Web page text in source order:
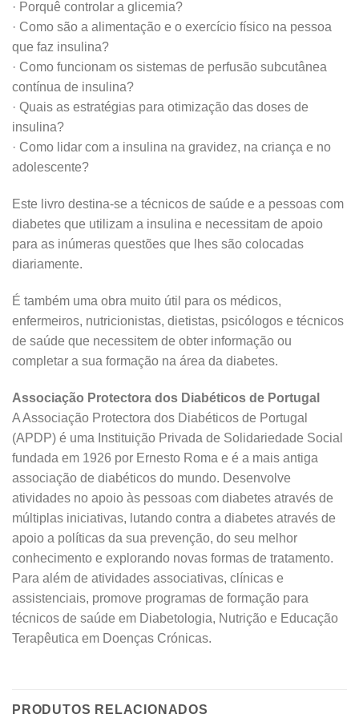
· Porquê controlar a glicemia?
· Como são a alimentação e o exercício físico na pessoa
que faz insulina?
· Como funcionam os sistemas de perfusão subcutânea
contínua de insulina?
· Quais as estratégias para otimização das doses de
insulina?
· Como lidar com a insulina na gravidez, na criança e no
adolescente?
Este livro destina-se a técnicos de saúde e a pessoas com
diabetes que utilizam a insulina e necessitam de apoio
para as inúmeras questões que lhes são colocadas
diariamente.
É também uma obra muito útil para os médicos,
enfermeiros, nutricionistas, dietistas, psicólogos e técnicos
de saúde que necessitem de obter informação ou
completar a sua formação na área da diabetes.
Associação Protectora dos Diabéticos de Portugal
A Associação Protectora dos Diabéticos de Portugal
(APDP) é uma Instituição Privada de Solidariedade Social
fundada em 1926 por Ernesto Roma e é a mais antiga
associação de diabéticos do mundo. Desenvolve
atividades no apoio às pessoas com diabetes através de
múltiplas iniciativas, lutando contra a diabetes através de
apoio a políticas da sua prevenção, do seu melhor
conhecimento e explorando novas formas de tratamento.
Para além de atividades associativas, clínicas e
assistenciais, promove programas de formação para
técnicos de saúde em Diabetologia, Nutrição e Educação
Terapêutica em Doenças Crónicas.
PRODUTOS RELACIONADOS